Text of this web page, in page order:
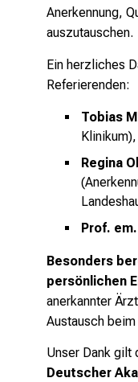
Anerkennung,
auszutauschen.
Ein herzliches
Referierenden:
Tobias
Klinikum),
Regina
Prof.
Besonders
persönlichen
anerkannter
Austausch
Unser Dank gilt
Deutscher